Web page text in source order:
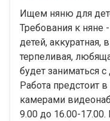
Ищем няню для
Требования к няне
детей, аккуратная,
терпеливая,
будет заниматься с
Работа предстоит
камерами
9.00 до 16.00-17.00.